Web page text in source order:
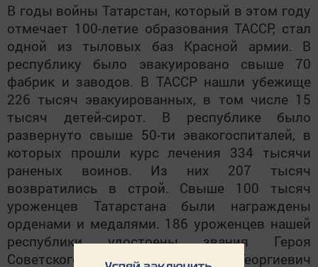
В годы войны Татарстан, который в этом году
отмечает 100-летие образования ТАССР, стал
одной из тыловых баз Красной армии. В
республику было эвакуировано свыше 70
фабрик и заводов. В ТАССР нашли убежище
226 тысяч эвакуированных, в том числе 15
тысяч детей-сирот. В республике было
развернуто свыше 50-ти эвакогоспиталей, в
которых прошли курс лечения 334 тысячи
раненых воинов. Из них 207 тысяч
возвратились в строй. Свыше 100 тысяч
уроженцев Татарстана были награждены
орденами и медалями. 186 уроженцев нашей
республики удостоены звания Героя
Советского Союза, а Николай Георгиевич